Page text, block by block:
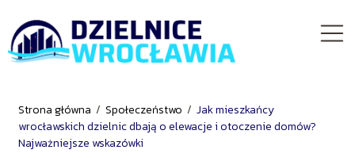
Strona główna / Społeczeństwo / Jak mieszkańcy
wrocławskich dzielnic dbają o elewacje i otoczenie domów?
Najważniejsze wskazówki